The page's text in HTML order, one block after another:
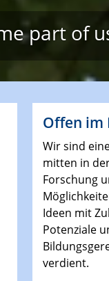
part of
Offen im
Wir sind
mitten in
Forschung
Ideen mit
Potenziale
verdient.